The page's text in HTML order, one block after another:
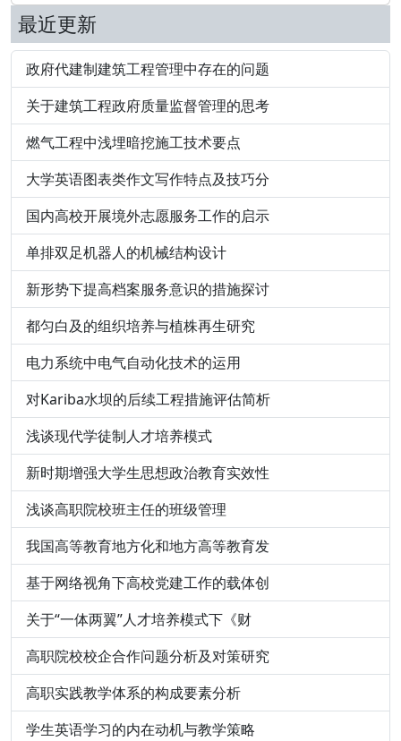
最近更新
政府代建制建筑工程管理中存在的问题
关于建筑工程政府质量监督管理的思考
燃气工程中浅埋暗挖施工技术要点
大学英语图表类作文写作特点及技巧分
国内高校开展境外志愿服务工作的启示
单排双足机器人的机械结构设计
新形势下提高档案服务意识的措施探讨
都匀白及的组织培养与植株再生研究
电力系统中电气自动化技术的运用
对Kariba水坝的后续工程措施评估简析
浅谈现代学徒制人才培养模式
新时期增强大学生思想政治教育实效性
浅谈高职院校班主任的班级管理
我国高等教育地方化和地方高等教育发
基于网络视角下高校党建工作的载体创
关于“一体两翼”人才培养模式下《财
高职院校校企合作问题分析及对策研究
高职实践教学体系的构成要素分析
学生英语学习的内在动机与教学策略